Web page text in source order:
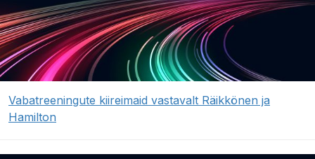
Vabatreeningute kiireimaid vastavalt Räikkönen ja
Hamilton